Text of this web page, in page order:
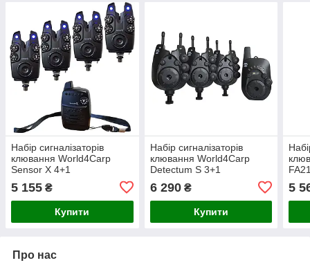
Набір сигналізаторів
клювання World4Carp
Sensor X 4+1
5 155 ₴
Купити
Набір сигналізаторів
клювання World4Carp
Detectum S 3+1
6 290₴
Купити
5
Про нас